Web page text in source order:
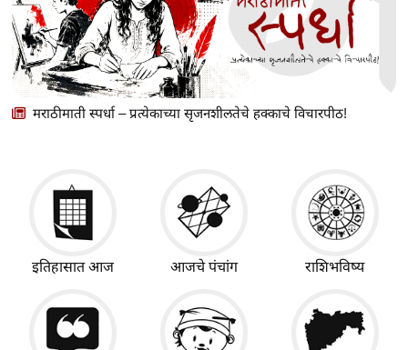
मराठीमाती स्पर्धा – प्रत्येकाच्या सृजनशीलतेचे हक्काचे विचारपीठ!
इतिहासात आज आजचे पंचांग राशिभविष्य